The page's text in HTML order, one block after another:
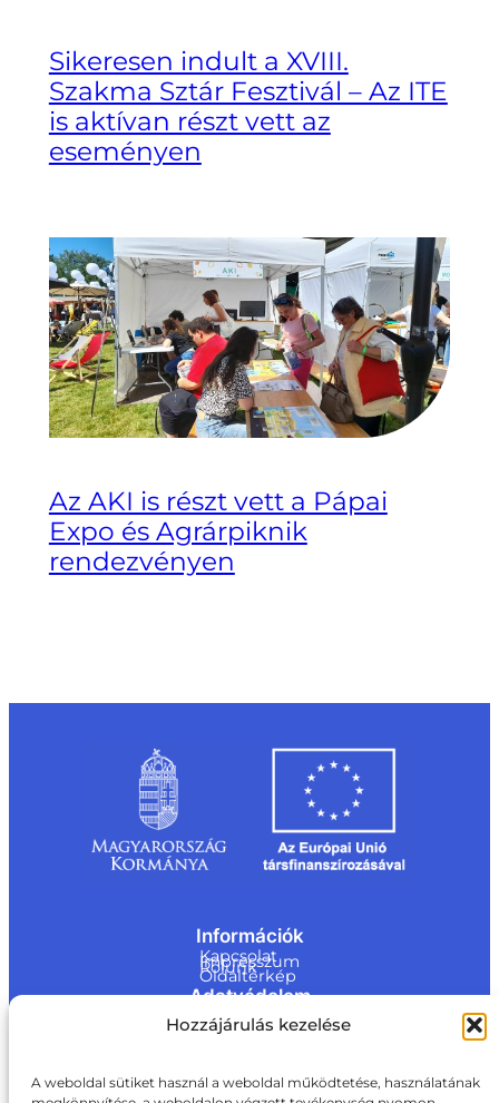
Hozzájárulás kezelése
A weboldal sütiket használ a weboldal működtetése, használatának
Sikeresen indult a XVIII.
Szakma Sztár Fesztivál – Az ITE
is aktívan részt vett az
eseményen
Az AKI is részt vett a Pápai
Expo és Agrárpiknik
rendezvényen
Információk
Kapcsolat
Impresszum
Rólunk
Oldaltérkép
Adatvédelem
Jogi nyilatkozat
Adatvédelmi nyilatkozat
Akadálymentesítési nyilatkozat